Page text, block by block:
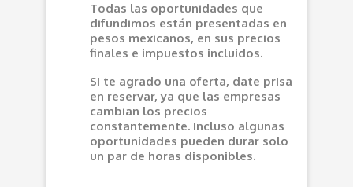
Todas las oportunidades que
difundimos están presentadas en
pesos mexicanos, en sus precios
finales e impuestos incluidos.
Si te agrado una oferta, date prisa
en reservar, ya que las empresas
cambian los precios
constantemente. Incluso algunas
oportunidades pueden durar solo
un par de horas disponibles.